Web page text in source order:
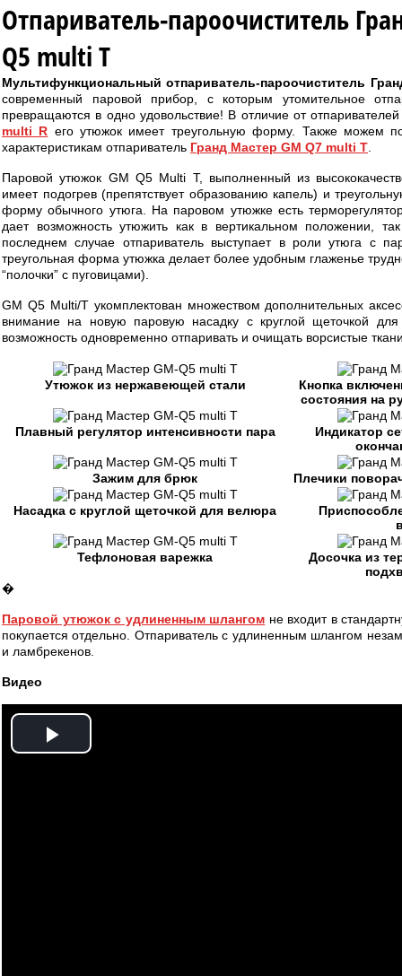
Отпариватель-пароочиститель
Q5 multi T
Мультифункциональный отпариватель-пароочиститель
современный паровой прибор, с которым утомительное
превращаются в одно удовольствие! В отличие от
multi R его утюжок имеет треугольную форму. Также можем
характеристикам отпариватель Гранд Мастер GM Q7 multi T
Паровой утюжок GM Q5 Multi T, выполненный из
имеет подогрев (препятствует образованию капель) и
форму обычного утюга. На паровом утюжке есть
дает возможность утюжить как в вертикальном положении,
последнем случае отпариватель выступает в роли утюга с
треугольная форма утюжка делает более удобным глаженье
“полочки” с пуговицами).
GM Q5 Multi/T укомплектован множеством дополнительных
внимание на новую паровую насадку с круглой щеточкой
возможность одновременно отпаривать и очищать ворсистые
Утюжок из нержавеющей стали
Кнопка
состояния на
Плавный регулятор интенсивности пара
Индикатор
Зажим для брюк Плечики
Насадка с круглой щеточкой для велюра
Тефлоновая варежка
Досочка из
�
Паровой утюжок с удлиненным шлангом не входит в
покупается отдельно. Отпариватель с удлиненным шлангом
и ламбрекенов.
Видео
Play